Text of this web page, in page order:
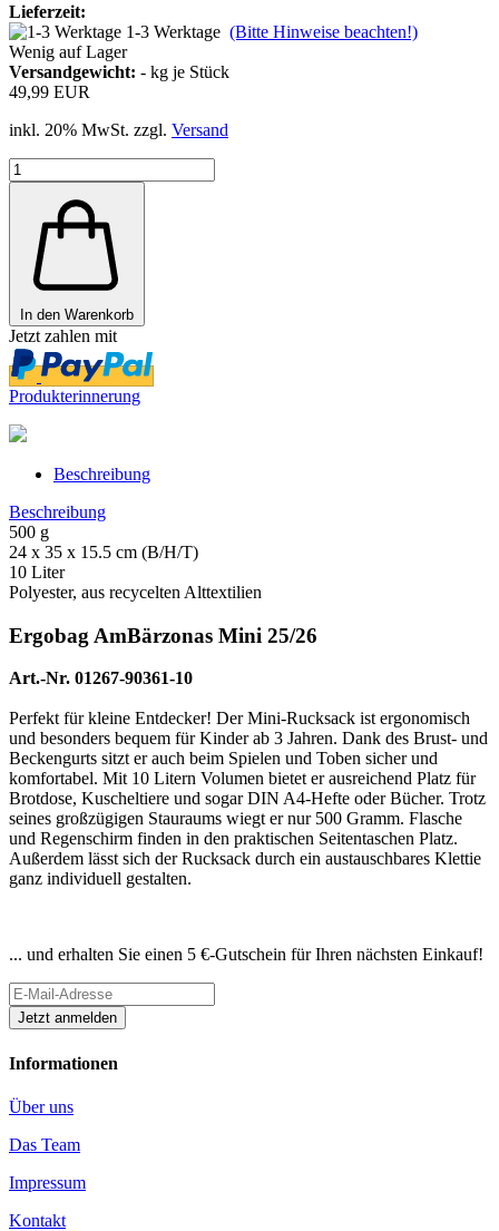
Lieferzeit:
1-3 Werktage (Bitte Hinweise beachten!)
Wenig auf Lager
Versandgewicht: - kg je Stück
49,99 EUR
inkl. 20% MwSt. zzgl. Versand
In den Warenkorb
Jetzt zahlen mit
Produkterinnerung
Beschreibung
Beschreibung
500 g
24 x 35 x 15.5 cm (B/H/T)
10 Liter
Polyester, aus recycelten Alttextilien
Ergobag AmBärzonas Mini 25/26
Art.-Nr. 01267-90361-10
Perfekt für kleine Entdecker! Der Mini-Rucksack ist ergonomisch
und besonders bequem für Kinder ab 3 Jahren. Dank des Brust- und
Beckengurts sitzt er auch beim Spielen und Toben sicher und
komfortabel. Mit 10 Litern Volumen bietet er ausreichend Platz für
Brotdose, Kuscheltiere und sogar DIN A4-Hefte oder Bücher. Trotz
seines großzügigen Stauraums wiegt er nur 500 Gramm. Flasche
und Regenschirm finden in den praktischen Seitentaschen Platz.
Außerdem lässt sich der Rucksack durch ein austauschbares Klettie
ganz individuell gestalten.
... und erhalten Sie einen 5 €-Gutschein für Ihren nächsten Einkauf!
Informationen
Über uns
Das Team
Impressum
Kontakt